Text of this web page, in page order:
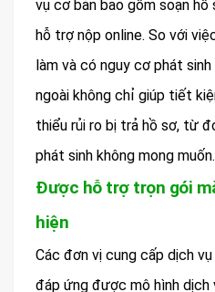
vụ cơ bản bao gồm soạn
hỗ trợ nộp online. So với
làm và có nguy cơ phát
ngoài không chỉ giúp tiết
thiểu rủi ro bị trả hồ sơ, từ
phát sinh không mong muốn.
Được hỗ trợ trọn gói
hiện
Các đơn vị cung cấp dịch
đáp ứng được mô hình